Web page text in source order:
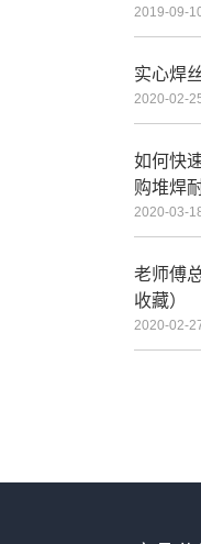
2019-09-
实心焊
2020-02-
如何快
购堆焊
2020-03-
老师傅
收藏）
2020-02-